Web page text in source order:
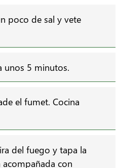
poco de sal y vete
unos 5 minutos.
el fumet. Cocina
del fuego y tapa la
con